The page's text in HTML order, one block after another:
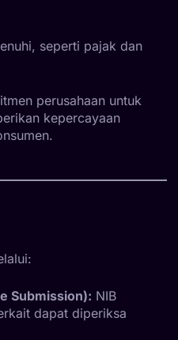
seperti pajak dan
perusahaan untuk
kepercayaan
Submission): NIB
dapat diperiksa